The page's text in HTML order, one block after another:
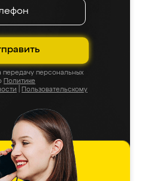
персональных
Политике
Пользовательскому